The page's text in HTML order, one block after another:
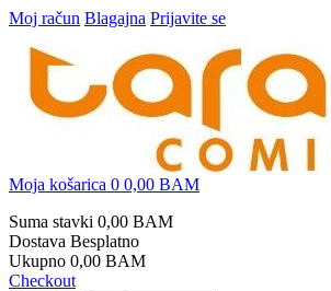
Moj račun Blagajna Prijavite se
Moja košarica 0 0,00 BAM
Suma stavki 0,00 BAM
Dostava Besplatno
Ukupno 0,00 BAM
Checkout